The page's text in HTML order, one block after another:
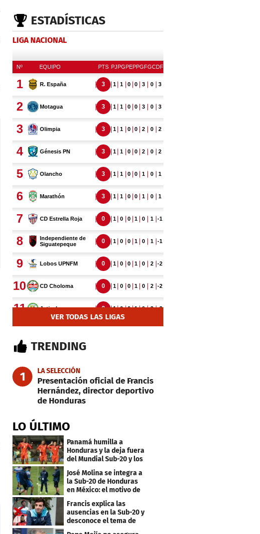
ESTADÍSTICAS
LIGA NACIONAL
VER TODAS LAS LIGAS
TRENDING
1 LA SELECCIÓN
Presentación oficial de Francis
Hernández, director deportivo
de Honduras
LO ÚLTIMO
Panamá humilla a
Honduras y la deja fuera
del Mundial Sub-20 y los
Juegos Olímpicos
José Molina se integra a
la Sub-20 de Honduras
en México: el motivo de
su viaje
Francis explica las
ausencias en la Sub-20 y
desconoce el tema de
los tiktokers